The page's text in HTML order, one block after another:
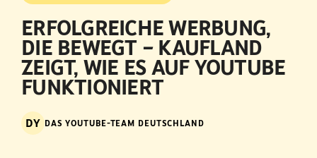
ERFOLGREICHE WERBUNG,
DIE BEWEGT – KAUFLAND
ZEIGT, WIE ES AUF YOUTUBE
FUNKTIONIERT
DY DAS YOUTUBE-TEAM DEUTSCHLAND